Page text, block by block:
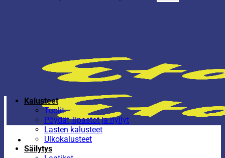
Kalusteet
Tuolit
Pöydät, lipastot ja hyllyt
Lasten kalusteet
Ulkokalusteet
Säilytys